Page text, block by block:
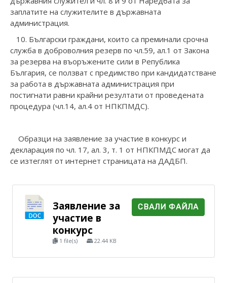
заплатите на служителите в държавната
администрация.
10. Български граждани, които са преминали срочна
служба в доброволния резерв по чл.59, ал.1 от Закона
за резерва на въоръжените сили в Република
България, се ползват с предимство при кандидатстване
за работа в държавната администрация при
постигнати равни крайни резултати от проведената
процедура (чл.14, ал.4 от НПКПМДС).
Образци на заявление за участие в конкурс и
декларация по чл. 17, ал. 3, т. 1 от НПКПМДС могат да
се изтеглят от интернет страницата на ДАДБП.
Заявление за
участие в
конкурс
1 file(s) 22.44 KB
СВАЛИ ФАЙЛА